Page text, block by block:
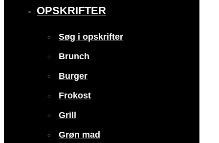
OPSKRIFTER
Søg i opskrifter
Brunch
Burger
Frokost
Grill
Grøn mad